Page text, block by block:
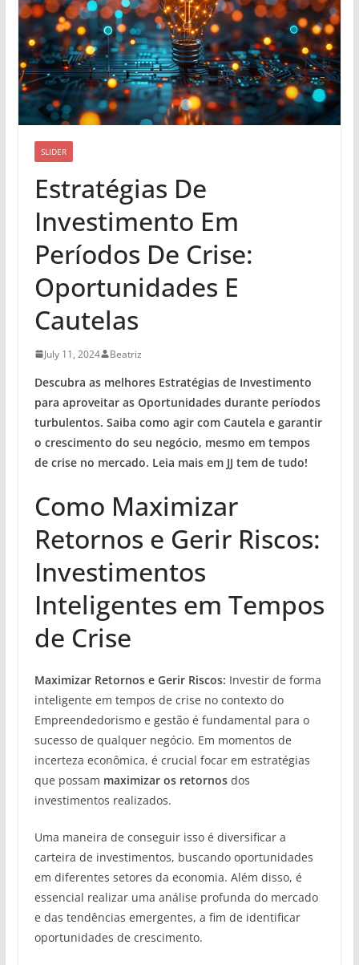
SLIDER
Estratégias De
Investimento Em
Períodos De Crise:
Oportunidades E
Cautelas
July 11, 2024 Beatriz
Descubra as melhores Estratégias de Investimento
para aproveitar as Oportunidadesdurante períodos
turbulentos. Saiba como agir com Cautela e garantir
o crescimento do seu negócio, mesmo em tempos
de crise no mercado. Leia mais em JJ tem de tudo!
Como Maximizar
Retornos e Gerir Riscos:
Investimentos
Inteligentes em Tempos
de Crise
Maximizar Retornos e Gerir Riscos: Investir de forma
inteligente em tempos de crise no contexto do
Empreendedorismo e gestão é fundamental para o
sucesso de qualquer negócio. Em momentos de
incerteza econômica, é crucial focar em estratégias
que possam maximizar os retornos dos
investimentos realizados.
Uma maneira de conseguir isso é diversificar a
carteira de investimentos, buscando oportunidades
em diferentes setores da economia. Além disso, é
essencial realizar uma análise profunda do mercado
e das tendências emergentes, a fim de identificar
oportunidades de crescimento.